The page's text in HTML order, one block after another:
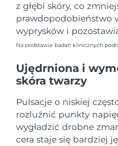
z głębi skóry, co
prawdopodobieństwo
wyprysków i
Na podstawie badań klinicznych
Ujędrniona i
skóra twarzy
Pulsacje o niskiej
rozluźnić punkty
wygładzić drobne
cera staje się bardziej
Portoryko
Katar
Reunion
Rumunia
Rosja